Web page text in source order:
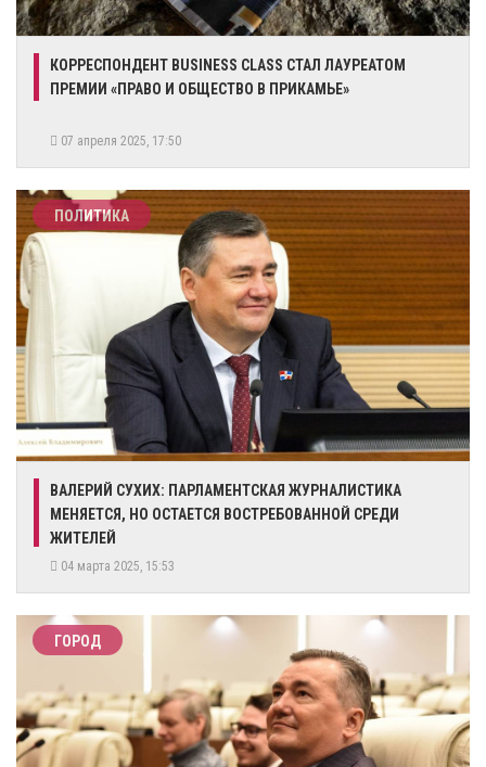
КОРРЕСПОНДЕНТ BUSINESS CLASS СТАЛ ЛАУРЕАТОМ
ПРЕМИИ «ПРАВО И ОБЩЕСТВО В ПРИКАМЬЕ»
07 апреля 2025, 17:50
ПОЛИТИКА
​ВАЛЕРИЙ СУХИХ: ПАРЛАМЕНТСКАЯ ЖУРНАЛИСТИКА
МЕНЯЕТСЯ, НО ОСТАЕТСЯ ВОСТРЕБОВАННОЙ СРЕДИ
ЖИТЕЛЕЙ
04 марта 2025, 15:53
ГОРОД